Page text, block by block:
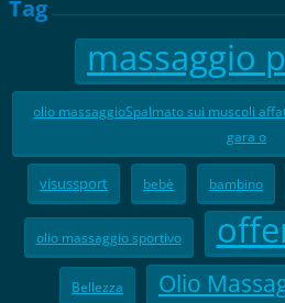
Tag
massaggio
olio massaggioSpalmato sui muscoli
gara o
visussport bebè bambino
olio massaggio sportivo
Bellezza Olio